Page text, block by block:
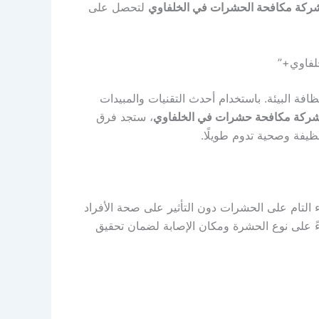
مكافحة الحشرات في الخلفاوي لتحصل على
البيئة. باستخدام أحدث التقنيات والمبيدات
مكافحة حشرات في الخلفاوي، ستجد فرق
وصحية تدوم طويلًا.
على الحشرات دون التأثير على صحة الأفراد
على نوع الحشرة ومكان الإصابة لضمان تحقيق